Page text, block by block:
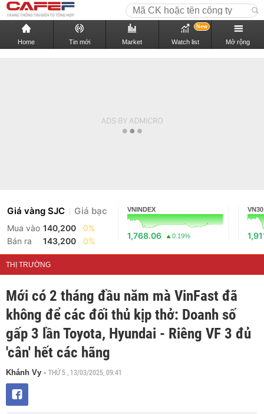
Home Tin mới Market Watch list
New
Mở rộng
Giá vàng SJC Giá bạc
Mua vào 140,200
0%
Bán ra
143,200 0%
VNINDEX
1,768.06 0.19%
VN30
THỊ TRƯỜNG
Mới có 2 tháng đầu năm mà VinFast đã
không để các đối thủ kịp thở: Doanh số
gấp 3 lần Toyota, Hyundai - Riêng VF 3 đủ
'cân' hết các hãng
Khánh Vy - THỨ 5 , 13/03/2025, 09:41